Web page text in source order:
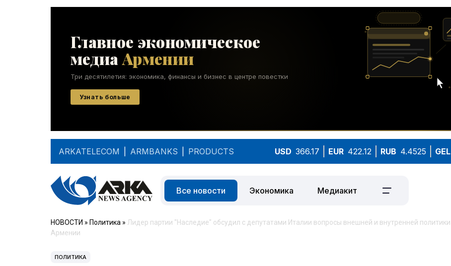
ARKATELECOM ARMBANKS PRODUCTS USD 366.17 EUR 422.12 RUB 4.4525 GEL
Все новости Экономика Медиакит
НОВОСТИ » Политика » Лидер партии "Наследие" обсудил с депутатами Италии вопросы внешней и внутренней политики
Армении
ПОЛИТИКА